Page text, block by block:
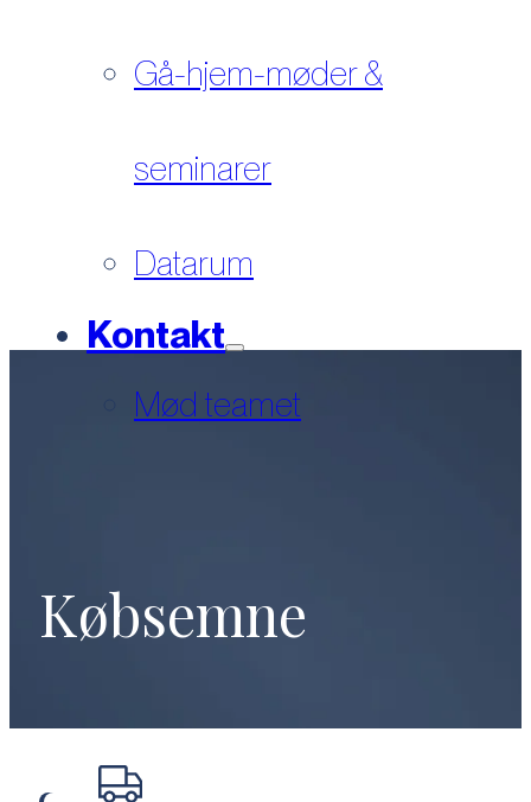
Gå-hjem-møder &
seminarer
Datarum
Kontakt
Mød teamet
Købsemne